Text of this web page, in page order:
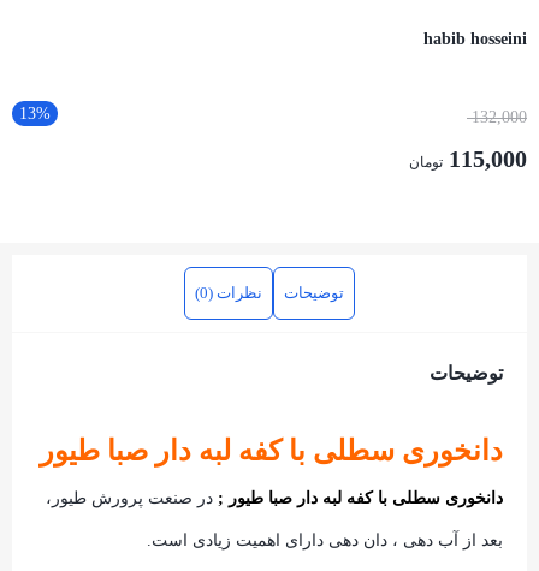
habib hosseini
13% 132,000
115,000 تومان
توضیحات نظرات (0)
توضیحات
دانخوری سطلی با کفه لبه دار صبا طیور
دانخوری سطلی با کفه لبه دار صبا طیور ; در صنعت پرورش طیور،
بعد از آب دهی ، دان دهی دارای اهمیت زیادی است.